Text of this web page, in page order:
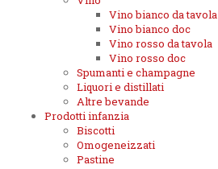
Vino bianco da tavola
Vino bianco doc
Vino rosso da tavola
Vino rosso doc
Spumanti e champagne
Liquori e distillati
Altre bevande
Prodotti infanzia
Biscotti
Omogeneizzati
Pastine